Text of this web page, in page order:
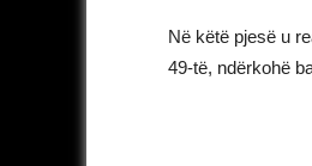
Në këtë pjesë u
49-të, ndërkohë